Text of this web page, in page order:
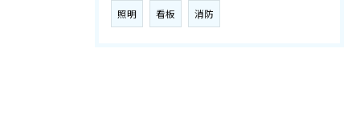
照明 看板 消防